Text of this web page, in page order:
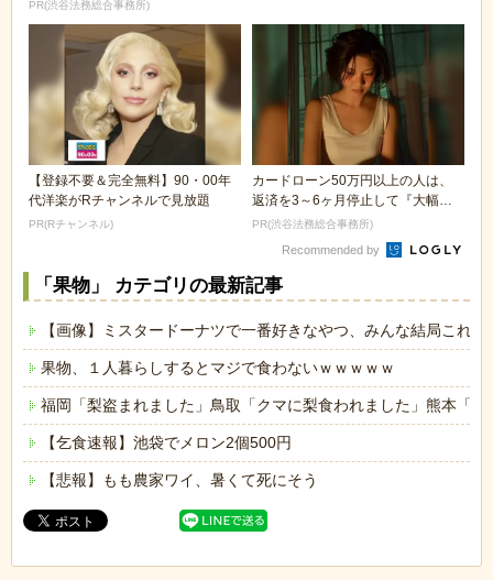
PR(渋谷法務総合事務所)
【登録不要＆完全無料】90・00年
代洋楽がRチャンネルで見放題
PR(Rチャンネル)
カードローン50万円以上の人は、
返済を3～6ヶ月停止して『大幅に
減額してから返済...
PR(渋谷法務総合事務所)
Recommended by
「果物」 カテゴリの最新記事
【画像】ミスタードーナツで一番好きなやつ、みんな結局これ
果物、１人暮らしするとマジで食わないｗｗｗｗｗ
福岡「梨盗まれました」鳥取「クマに梨食われました」熊本「
【乞食速報】池袋でメロン2個500円
【悲報】もも農家ワイ、暑くて死にそう